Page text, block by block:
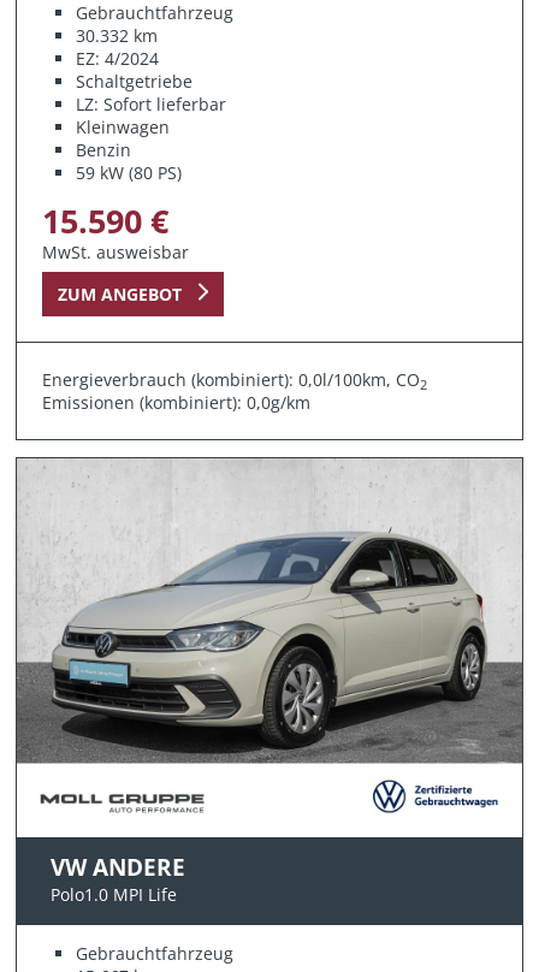
Gebrauchtfahrzeug
30.332 km
EZ: 4/2024
Schaltgetriebe
LZ: Sofort lieferbar
Kleinwagen
Benzin
59 kW (80 PS)
15.590 €
MwSt. ausweisbar
ZUM ANGEBOT
Energieverbrauch (kombiniert): 0,0l/100km, CO2
Emissionen (kombiniert): 0,0g/km
VW ANDERE
Polo1.0 MPI Life
Gebrauchtfahrzeug